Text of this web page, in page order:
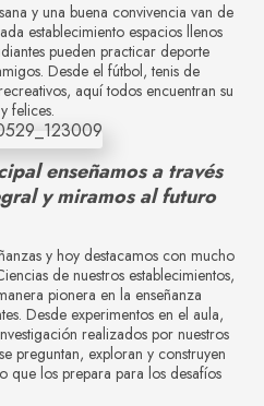
y una buena convivencia van de
establecimiento espacios llenos
pueden practicar deporte
Desde el fútbol, tenis de
aquí todos encuentran su
felices.
enseñamos a través
y miramos al futuro
y hoy destacamos con mucho
de nuestros establecimientos,
pionera en la enseñanza
Desde experimentos en el aula,
realizados por nuestros
preguntan, exploran y construyen
que los prepara para los desafíos